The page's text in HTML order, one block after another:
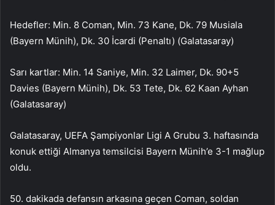
Hedefler: Min. 8 Coman, Min. 73 Kane, Dk. 79 Musiala
(Bayern Münih), Dk. 30 İcardi (Penaltı) (Galatasaray)
Sarı kartlar: Min. 14 Saniye, Min. 32 Laimer, Dk. 90+5
Davies (Bayern Münih), Dk. 53 Tete, Dk. 62 Kaan Ayhan
(Galatasaray)
Galatasaray, UEFA Şampiyonlar Ligi A Grubu 3. haftasında
konuk ettiği Almanya temsilcisi Bayern Münih’e 3-1 mağlup
oldu.
50. dakikada defansın arkasına geçen Coman, soldan